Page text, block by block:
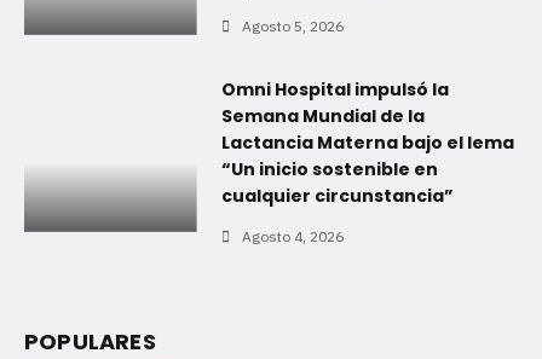
Agosto 5, 2026
Omni Hospital impulsó la
Semana Mundial de la
Lactancia Materna bajo el lema
“Un inicio sostenible en
cualquier circunstancia”
Agosto 4, 2026
POPULARES